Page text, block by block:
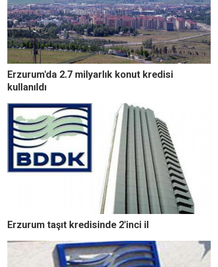
Erzurum'da 2.7 milyarlık konut kredisi
kullanıldı
Erzurum taşıt kredisinde 2'inci il